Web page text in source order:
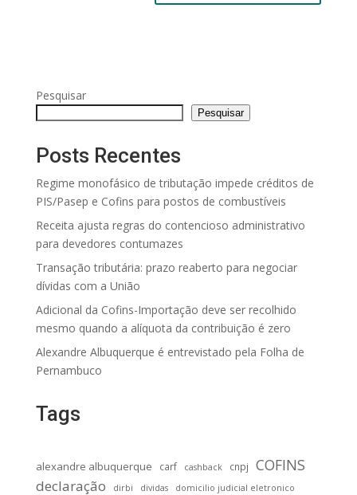
Pesquisar
Pesquisar
Posts Recentes
Regime monofásico de tributação impede créditos de
PIS/Pasep e Cofins para postos de combustíveis
Receita ajusta regras do contencioso administrativo
para devedores contumazes
Transação tributária: prazo reaberto para negociar
dívidas com a União
Adicional da Cofins-Importação deve ser recolhido
mesmo quando a alíquota da contribuição é zero
Alexandre Albuquerque é entrevistado pela Folha de
Pernambuco
Tags
alexandre albuquerque carf cashback cnpj COFINS
declaração dirbi dividas domicilio judicial eletronico